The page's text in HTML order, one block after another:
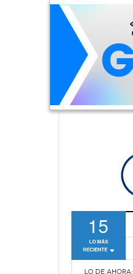
15
LO MÁS
RECIENTE
LO DE AHORA: